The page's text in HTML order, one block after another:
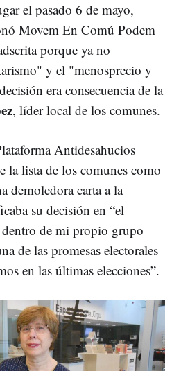
el pasado 6 de mayo,
Movem En Comú Podem
porque ya no
y el "menosprecio y
era consecuencia de la
, líder local de los comunes.
Antidesahucios
la lista de los comunes como
demoledora carta a la
su decisión en “el
de mi propio grupo
de las promesas electorales
en las últimas elecciones”.